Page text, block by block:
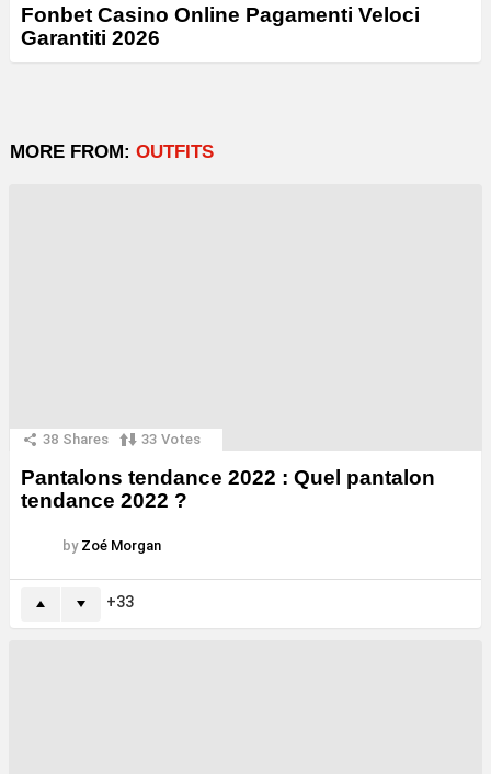
Fonbet Casino Online Pagamenti Veloci
Garantiti 2026
MORE FROM: OUTFITS
38 Shares 33 Votes
Pantalons tendance 2022 : Quel pantalon
tendance 2022 ?
by Zoé Morgan
33